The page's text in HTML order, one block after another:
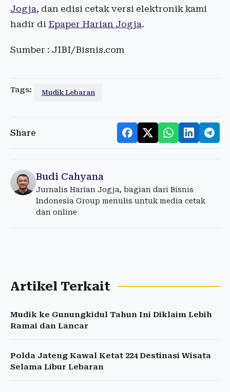
Jogja, dan edisi cetak versi elektronik kami
hadir di Epaper Harian Jogja.
Sumber : JIBI/Bisnis.com
Tags: Mudik Lebaran
Share
Budi Cahyana
Jurnalis Harian Jogja, bagian dari Bisnis
Indonesia Group menulis untuk media cetak
dan online
Artikel Terkait
Mudik ke Gunungkidul Tahun Ini Diklaim Lebih
Ramai dan Lancar
Polda Jateng Kawal Ketat 224 Destinasi Wisata
Selama Libur Lebaran